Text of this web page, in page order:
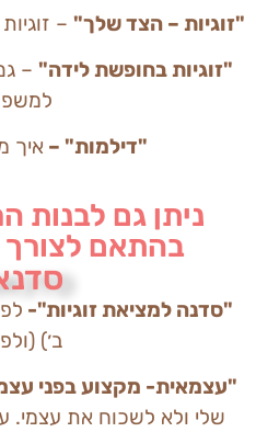
"זוגיות – הצד שלך" –
"זוגיות בחופשת לידה" –
"דילמות" – איך
ניתן גם לבנות
בהתאם לצורך
"סדנה למציאת זוגיות"-
ב׳)
"עצמאית- מקצוע בפני
שלי ולא לשכוח את עצמי.